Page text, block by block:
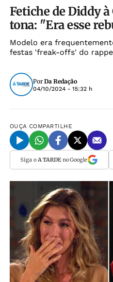
Fetiche de Diddy à
tona: "Era esse
Modelo era
festas 'freak-offs' do
Por Da Redação
04/10/2024 - 15:32 h
OUÇA COMPARTILHE
Siga o A TARDEno Google